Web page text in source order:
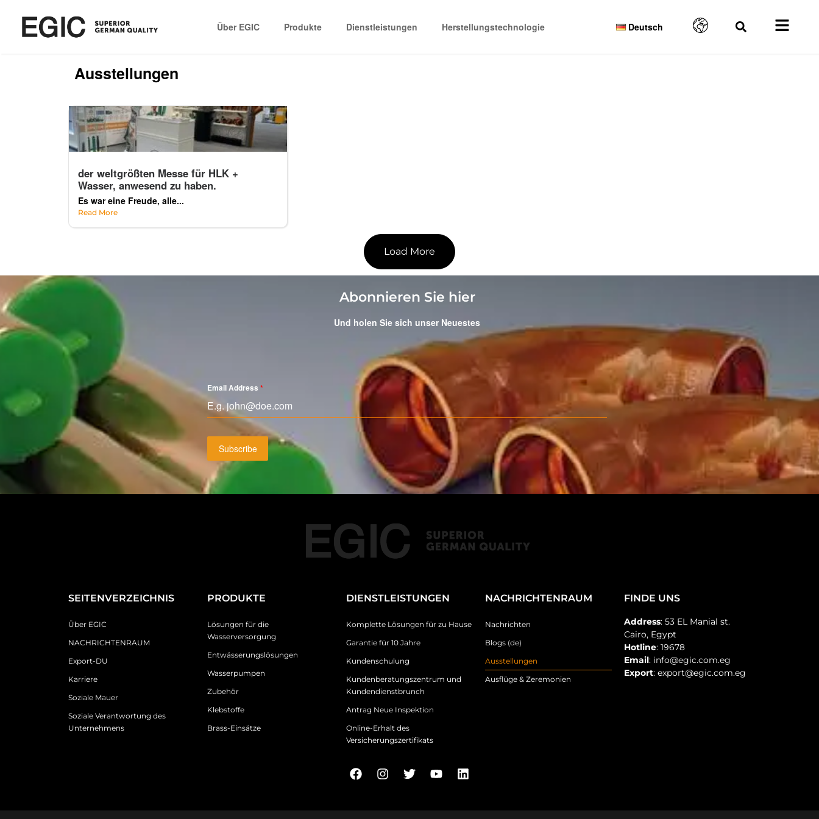
Über EGIC Produkte Dienstleistungen Herstellungstechnologie Deutsch
Ausstellungen
der weltgrößten Messe für HLK +
Wasser, anwesend zu haben.
Es war eine Freude, alle...
Read More
Load More
Abonnieren Sie hier
Und holen Sie sich unser Neuestes
Email Address *
Subscribe
SEITENVERZEICHNIS
Über EGIC
NACHRICHTENRAUM
Export-DU
Karriere
Soziale Mauer
Soziale Verantwortung des
Unternehmens
PRODUKTE
Lösungen für die
Wasserversorgung
Entwässerungslösungen
Wasserpumpen
Zubehör
Klebstoffe
Brass-Einsätze
DIENSTLEISTUNGEN
Komplette Lösungen für zu Hause
Garantie für 10 Jahre
Kundenschulung
Kundenberatungszentrum und
Kundendienstbrunch
Antrag Neue Inspektion
Online-Erhalt des
Versicherungszertifikats
NACHRICHTENRAUM
Nachrichten
Blogs (de)
Ausstellungen
Ausflüge & Zeremonien
FINDE UNS
Address: 53 EL Manial st.
Cairo, Egypt
Hotline: 19678
Email: info@egic.com.eg
Export: export@egic.com.eg